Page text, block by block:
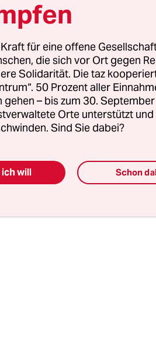
Yen (rund 50 Milliarden
mit umgerechnet 10
Ungefähr das Vierfache
für Dekontaminierung des
für eine offene
die sich vor Ort gegen
Solidarität. Die taz
50 Prozent aller
gehen – bis zum 30.
Orte unterstützt
Sind Sie dabei?
ich will Schon